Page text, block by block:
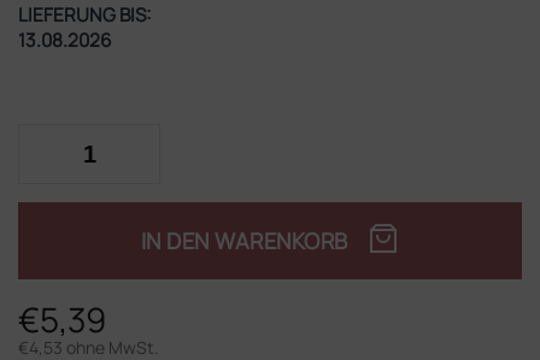
€5,39
€4,53 ohne MwSt.
LIEFERUNG BIS:
13.08.2026
IN DEN WARENKORB